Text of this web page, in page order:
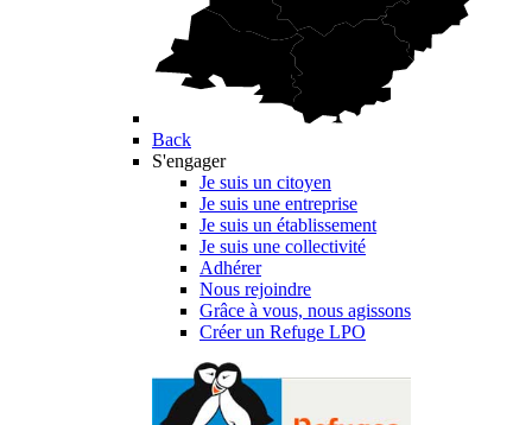
Back
S'engager
Je suis un citoyen
Je suis une entreprise
Je suis un établissement
Je suis une collectivité
Adhérer
Nous rejoindre
Grâce à vous, nous agissons
Créer un Refuge LPO